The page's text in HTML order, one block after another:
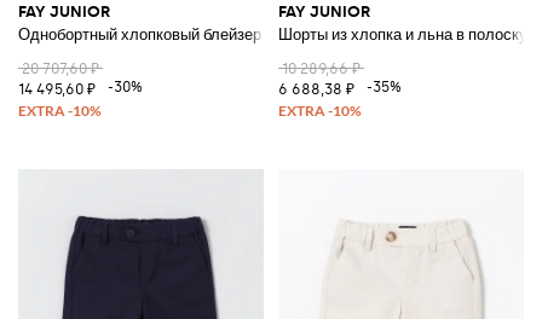
FAY JUNIOR
Однобортный хлопковый блейзер с острыми лацканами для мальчика
20 707,60 ₽
14 495,60 ₽
-30%
FAY JUNIOR
Шорты из хлопка и льна в полоску
10 289,66 ₽
6 688,38 ₽
-35%